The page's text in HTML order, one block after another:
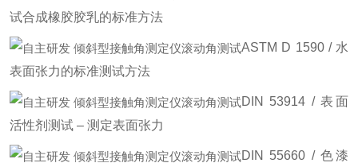
试合成橡胶胶乳的标准方法
ASTM D 1590 / 水
表面张力的标准测试方法
DIN 53914 / 表面
活性剂测试 – 测定表面张力
DIN 55660 / 色漆